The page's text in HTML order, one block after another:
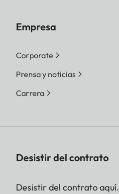
Empresa
Corporate
Prensa y noticias
Carrera
Desistir del contrato
Desistir del contrato aquí.